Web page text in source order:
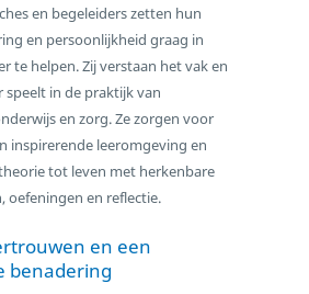
en begeleiders zetten hun
en persoonlijkheid graag in
te helpen. Zij verstaan het vak en
speelt in de praktijk van
en zorg. Ze zorgen voor
inspirerende leeromgeving en
tot leven met herkenbare
oefeningen en reflectie.
en een
benadering
coaches